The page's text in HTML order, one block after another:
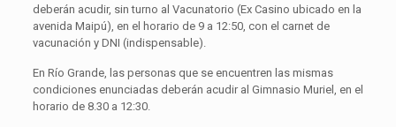
deberán acudir, sin turno al Vacunatorio (Ex Casino ubicado en la
avenida Maipú), en el horario de 9 a 12:50, con el carnet de
vacunación y DNI (indispensable).
En Río Grande, las personas que se encuentren las mismas
condiciones enunciadas deberán acudir al Gimnasio Muriel, en el
horario de 8.30 a 12:30.